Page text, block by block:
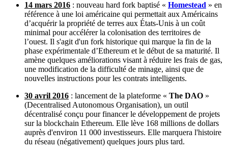
14 mars 2016 : nouveau hard fork baptisé « Homestead » en
référence à une loi américaine qui permettait aux Américains
d’acquérir la propriété de terres aux États-Unis à un coût
minimal pour accélérer la colonisation des territoires de
l’ouest. Il s'agit d'un fork historique qui marque la fin de la
phase expérimentale d’Ethereum et le début de sa maturité. Il
amène quelques améliorations visant à réduire les frais de gas,
une modification de la difficulté de minage, ainsi que de
nouvelles instructions pour les contrats intelligents.
30 avril 2016 : lancement de la plateforme « The DAO »
(Decentralised Autonomous Organisation), un outil
décentralisé conçu pour financer le développement de projets
sur la blockchain Ethereum. Elle lève 168 millions de dollars
auprès d'environ 11 000 investisseurs. Elle marquera l'histoire
du réseau (négativement) quelques jours plus tard.